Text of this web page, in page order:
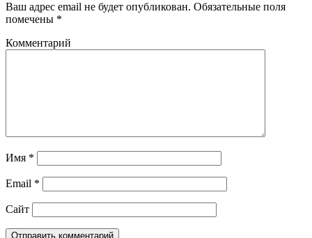
Ваш адрес email не будет опубликован. Обязательные поля
помечены *
Комментарий
Имя *
Email *
Сайт